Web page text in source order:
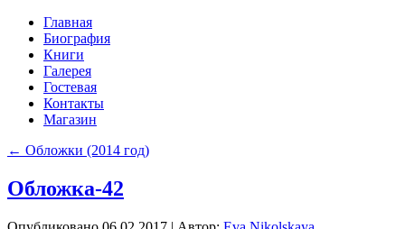
Главная
Биография
Книги
Галерея
Гостевая
Контакты
Магазин
← Обложки (2014 год)
Обложка-42